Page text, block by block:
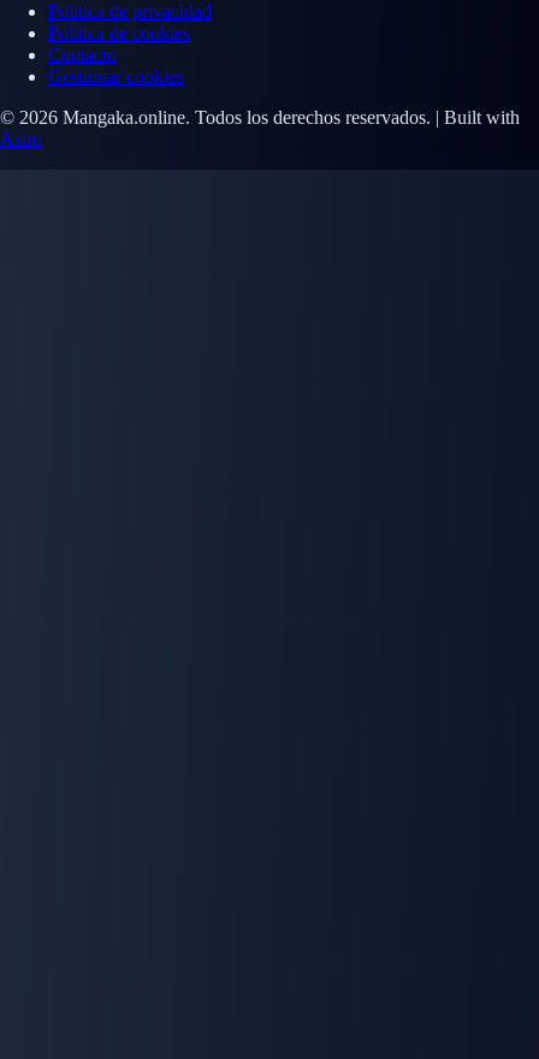
Política de privacidad
Política de cookies
Contacto
Gestionar cookies
© 2026 Mangaka.online. Todos los derechos reservados. | Built with
Astro